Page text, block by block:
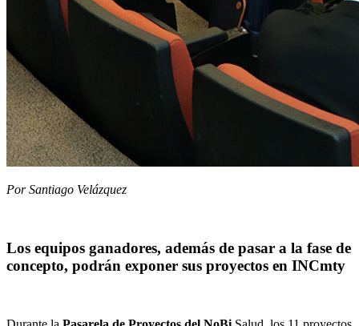
Por Santiago Velázquez
Los equipos ganadores, además de pasar a la fase de
concepto, podrán exponer sus proyectos en INCmty